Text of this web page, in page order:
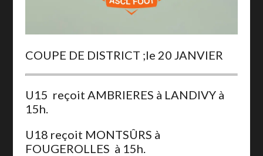
COUPE DE DISTRICT ;le 20 JANVIER
U15 reçoit AMBRIERES à LANDIVY à
15h.
U18 reçoit MONTSÛRS à
FOUGEROLLES à 15h.